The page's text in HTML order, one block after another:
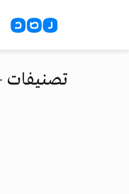
تصنيفات